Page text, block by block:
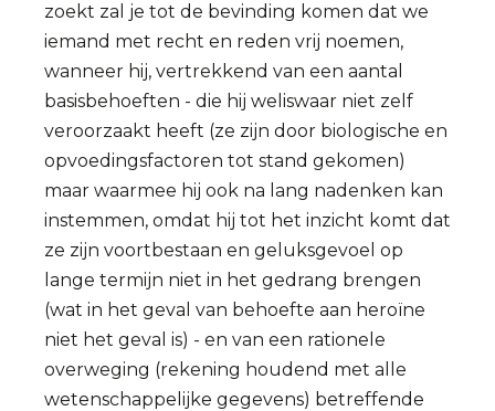
zoekt zal je tot de bevinding komen dat we
iemand met recht en reden vrij noemen,
wanneer hij, vertrekkend van een aantal
basisbehoeften - die hij weliswaar niet zelf
veroorzaakt heeft (ze zijn door biologische en
opvoedingsfactoren tot stand gekomen)
maar waarmee hij ook na lang nadenken kan
instemmen, omdat hij tot het inzicht komt dat
ze zijn voortbestaan en geluksgevoel op
lange termijn niet in het gedrang brengen
(wat in het geval van behoefte aan heroïne
niet het geval is) - en van een rationele
overweging (rekening houdend met alle
wetenschappelijke gegevens) betreffende